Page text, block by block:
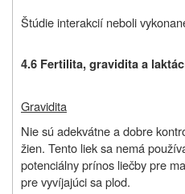
Štúdie interakcií neboli
4.6 Fertilita, gravidita a
Gravidita
Nie sú adekvátne a dobre
žien. Tento liek sa nemá
potenciálny prínos liečby pre
pre vyvíjajúci sa plod.